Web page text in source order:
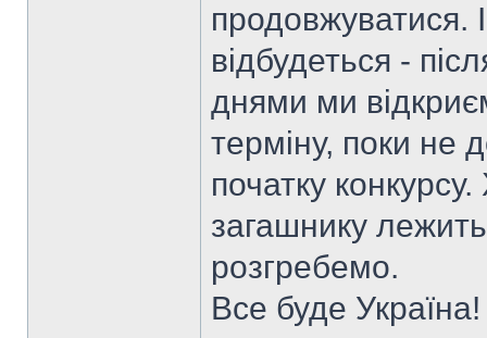
продовжуватися.
відбудеться -
днями ми
терміну, поки не
початку
загашнику
розгребемо.
Все буде Україна!